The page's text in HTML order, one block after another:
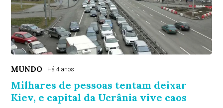
MUNDO Há 4 anos
Milhares de pessoas tentam deixar
Kiev, e capital da Ucrânia vive caos